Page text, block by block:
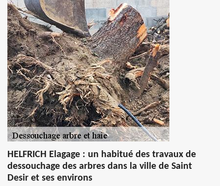
HELFRICH Elagage : un habitué des travaux de
dessouchage des arbres dans la ville de Saint
Desir et ses environs